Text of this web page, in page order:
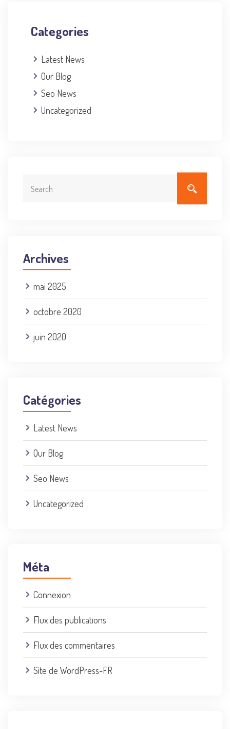
Categories
Latest News
Our Blog
Seo News
Uncategorized
Archives
mai 2025
octobre 2020
juin 2020
Catégories
Latest News
Our Blog
Seo News
Uncategorized
Méta
Connexion
Flux des publications
Flux des commentaires
Site de WordPress-FR